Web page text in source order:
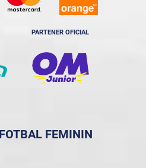
PARTENER OFICIAL
FEMININ